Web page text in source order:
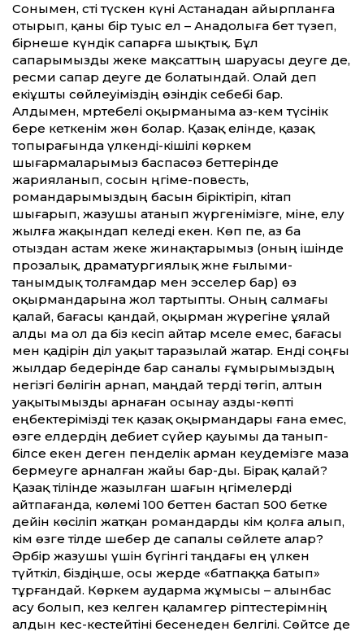
Сонымен, сәті түскен күні Астанадан айырпланға
отырып, қаны бір туыс ел – Анадолыға бет түзеп,
бірнеше күндік сапарға шықтық. Бұл
сапарымызды жеке мақсаттың шаруасы деуге де,
ресми сапар деуге де болатындай. Олай деп
екіұшты сөйлеуіміздің өзіндік себебі бар.
Алдымен, мәртебелі оқырманыма аз-кем түсінік
бере кеткенім жөн болар. Қазақ елінде, қазақ
топырағында үлкенді-кішілі көркем
шығармаларымыз баспасөз беттерінде
жарияланып, сосын әңгіме-повесть,
романдарымыздың басын біріктіріп, кітап
шығарып, жазушы атанып жүргенімізге, міне, елу
жылға жақындап келеді екен. Көп пе, аз ба
отыздан астам жеке жинақтарымыз (оның ішінде
прозалық, драматургиялық және ғылыми-
танымдық толғамдар мен эсселер бар) өз
оқырмандарына жол тартыпты. Оның салмағы
қалай, бағасы қандай, оқырман жүрегіне ұялай
алды ма ол да біз кесіп айтар мәселе емес, бағасы
мен қадірін әділ уақыт таразылай жатар. Енді соңғы
жылдар бедерінде бар саналы ғұмырымыздың
негізгі бөлігін арнап, маңдай терді төгіп, алтын
уақытымызды арнаған осынау азды-көпті
еңбектерімізді тек қазақ оқырмандары ғана емес,
өзге елдердің әдебиет сүйер қауымы да танып-
білсе екен деген пенделік арман кеудемізге маза
бермеуге арналған жайы бар-ды. Бірақ қалай?
Қазақ тілінде жазылған шағын әңгімелерді
айтпағанда, көлемі 100 беттен бастап 500 бетке
дейін көсіліп жатқан романдарды кім қолға алып,
кім өзге тілде шебер де сапалы сөйлете алар?
Әрбір жазушы үшін бүгінгі таңдағы ең үлкен
түйткіл, біздіңше, осы жерде «батпаққа батып»
тұрғандай. Көркем аударма жұмысы – алынбас
асу болып, кез келген қаламгер әріптестерімнің
алдын кес-кестейтіні бесенеден белгілі. Сөйтсе де